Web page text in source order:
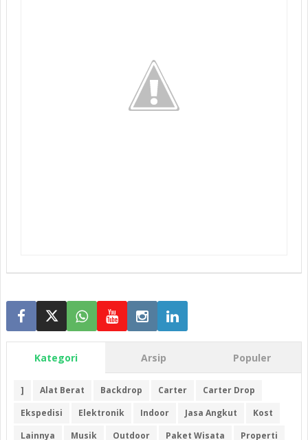
Kategori Arsip Populer
] Alat Berat Backdrop Carter
Carter Drop
Ekspedisi
Elektronik Indoor Jasa Angkut
Kost
Lainnya
Musik Outdoor Paket Wisata
Properti